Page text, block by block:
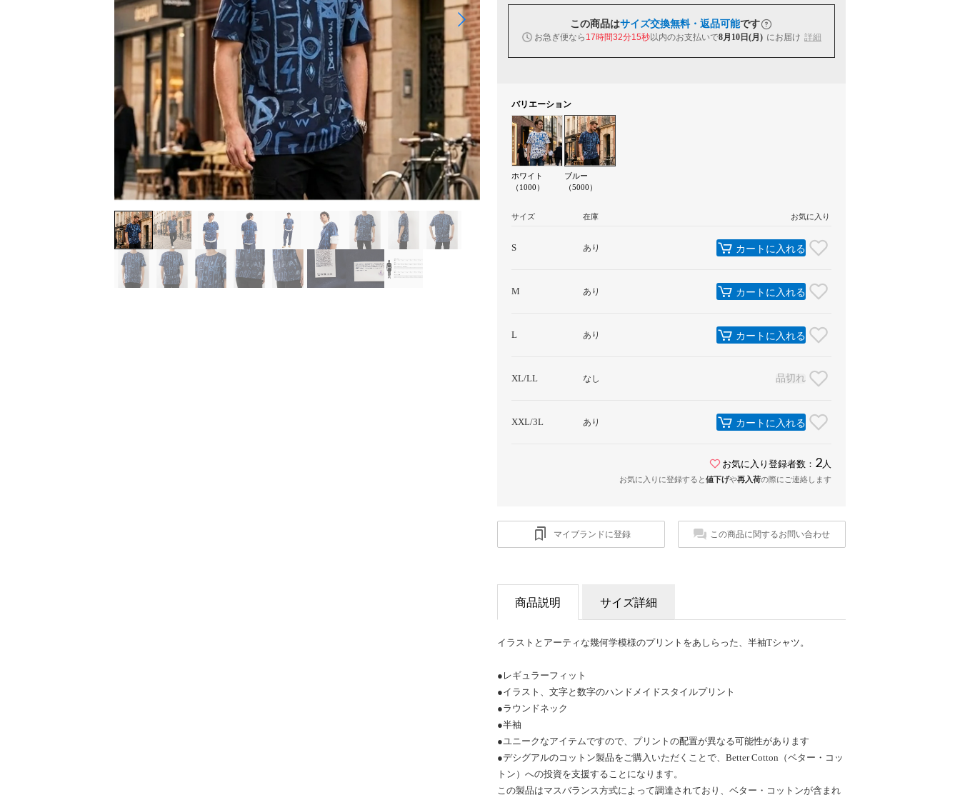
この商品はサイズ交換無料・返品可能です
お急ぎ便なら 17時間32分14秒以内のお支払いで8月10日(月) にお届け 詳細
バリエーション
ホワイト
（1000）
ブルー
（5000）
サイズ 在庫 お気に入り
S あり カートに入れる
M あり カートに入れる
L あり カートに入れる
XL/LL なし 品切れ
XXL/3L あり カートに入れる
お気に入り登録者数： 2 人
お気に入りに登録すると値下げや再入荷の際にご連絡します
マイブランドに登録 この商品に関するお問い合わせ
商品説明 サイズ詳細
イラストとアーティな幾何学模様のプリントをあしらった、半袖Tシャツ。
●レギュラーフィット
●イラスト、文字と数字のハンドメイドスタイルプリント
●ラウンドネック
●半袖
●ユニークなアイテムですので、プリントの配置が異なる可能性があります
●デシグアルのコットン製品をご購入いただくことで、Better Cotton（ベター・コッ
トン）への投資を支援することになります。
この製品はマスバランス方式によって調達されており、ベター・コットンが含まれ